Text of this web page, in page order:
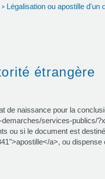
> Légalisation ou apostille d'un
étrangère
de naissance pour la
services-publics/
ou si le document est
a>, ou dispense